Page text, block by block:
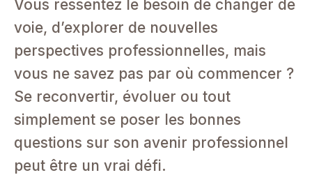
Vous ressentez le besoin de changer de
voie, d’explorer de nouvelles
perspectives professionnelles, mais
vous ne savez pas par où commencer ?
Se reconvertir, évoluer ou tout
simplement se poser les bonnes
questions sur son avenir professionnel
peut être un vrai défi.